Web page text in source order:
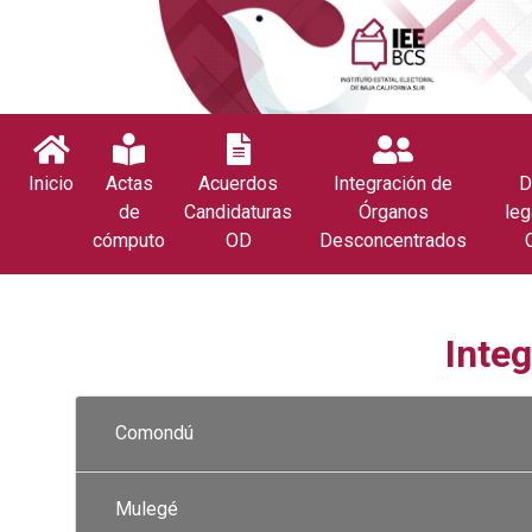
Inicio
Actas
de
cómputo
Acuerdos
Candidaturas
OD
Integración de
Órganos
Desconcentrados
Comondú
Mulegé